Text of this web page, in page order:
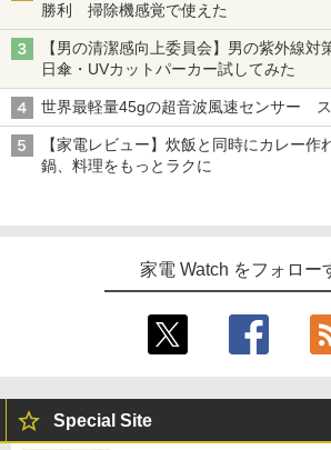
勝利 掃除機感覚で使えた
【男の清潔感向上委員会】男の紫外線対
日傘・UVカットパーカー試してみた
世界最軽量45gの超音波風速センサー
【家電レビュー】炊飯と同時にカレー作
鍋、料理をもっとラクに
家電 Watch をフォロー
Special Site